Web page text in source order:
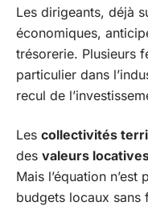
Les dirigeants, déjà
économiques,
trésorerie. Plusieurs
particulier dans
recul de
Les collectivités
des valeurs
Mais l’équation
budgets locaux sans